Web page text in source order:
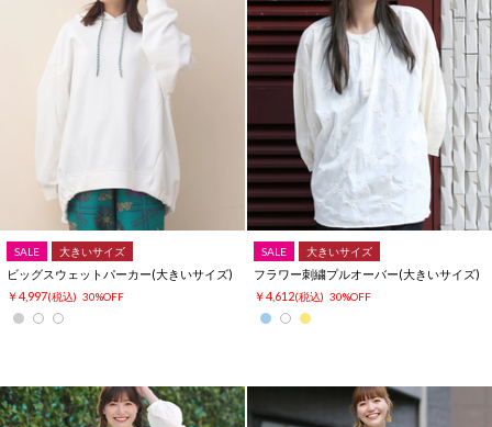
SALE 大きいサイズ
ビッグスウェットパーカー(大きいサイズ)
￥4,997(税込) 30%OFF
SALE 大きいサイズ
フラワー刺繍プルオーバー(大きいサイズ)
￥4,612(税込) 30%OFF